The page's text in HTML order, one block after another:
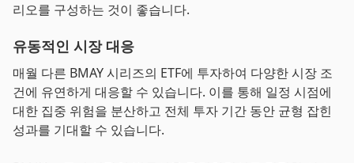
리오를 구성하는 것이 좋습니다.
유동적인 시장 대응
매월 다른 BMAY 시리즈의 ETF에 투자하여 다양한 시장 조
건에 유연하게 대응할 수 있습니다. 이를 통해 일정 시점에
대한 집중 위험을 분산하고 전체 투자 기간 동안 균형 잡힌
성과를 기대할 수 있습니다.